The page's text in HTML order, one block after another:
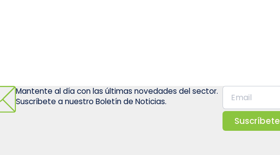
Mantente al día con las últimas novedades del sector.
Suscríbete a nuestro Boletín de Noticias.
Suscríbete